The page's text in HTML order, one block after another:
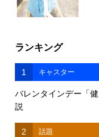
ランキング
1 キャスター
バレンタインデー「
説
2 話題